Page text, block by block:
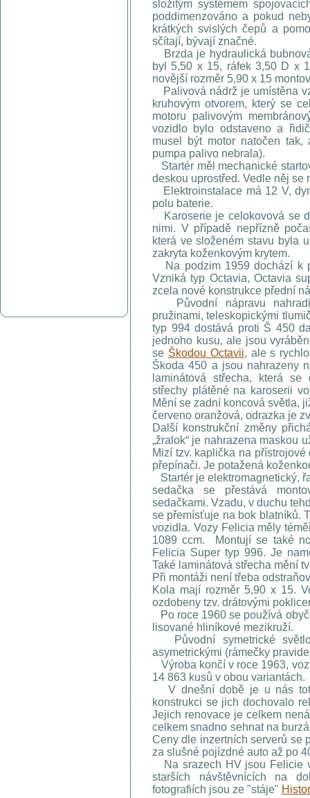
složitým systémem
poddimenzováno a pokud
krátkých svislých čepů a
sčítají, bývají značné.
Brzda je hydraulická
byl 5,50 x 15, ráfek 3,50 D x
novější rozměr 5,90 x 15
Palivová nádrž je umístěna
kruhovým otvorem, který se
motoru palivovým
vozidlo bylo odstaveno a
musel být motor natočen tak,
pumpa palivo nebrala).
Startér měl mechanické
deskou uprostřed. Vedle něj
Elektroinstalace má 12 V,
polu baterie.
Karoserie je celokovová se
nimi. V případě nepřízně
která ve složeném stavu byla
zakryta koženkovým krytem.
Na podzim 1959 dochází k
Vzniká typ Octavia, Octavia
zcela nové konstrukce přední
Původní nápravu
pružinami, teleskopickými
typ 994 dostává proti Š 450
jednoho kusu, ale jsou
se Škodou Octavii, ale s
Škoda 450 a jsou nahrazeny
laminátová střecha, která
střechy plátěné na karoserii
Mění se zadní koncová světla,
červeno oranžová, odrazka je
Další konstrukční změny
„žralok“ je nahrazena maskou
Mizí tzv. kaplička na
přepínači. Je potažená
Startér je elektromagnetický,
sedačka se přestává
sedačkami. Vzadu, v duchu
se přemísťuje na bok blatníků.
vozidla. Vozy Felicia měly
1089 ccm. Montují se také
Felicia Super typ 996. Je
Také laminátová střecha mění
Při montáži není třeba
Kola mají rozměr 5,90 x 15.
ozdobeny tzv. drátovými
Po roce 1960 se používá
lisované hliníkové mezikruží.
Původní symetrické
asymetrickými (rámečky
Výroba končí v roce 1963,
14 863 kusů v obou variantách.
V dnešní době je u nás
konstrukci se jich dochovalo
Jejich renovace je celkem
celkem snadno sehnat na
Ceny dle inzertních serverů se
za slušné pojízdné auto až po
Na srazech HV jsou Felicie
starších návštěvnících na
fotografiích jsou ze "stáje"